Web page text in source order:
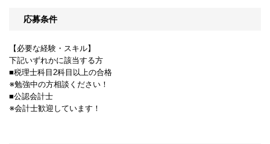
応募条件
【必要な経験・スキル】
下記いずれかに該当する方
■税理士科目2科目以上の合格
※勉強中の方相談ください！
■公認会計士
※会計士歓迎しています！